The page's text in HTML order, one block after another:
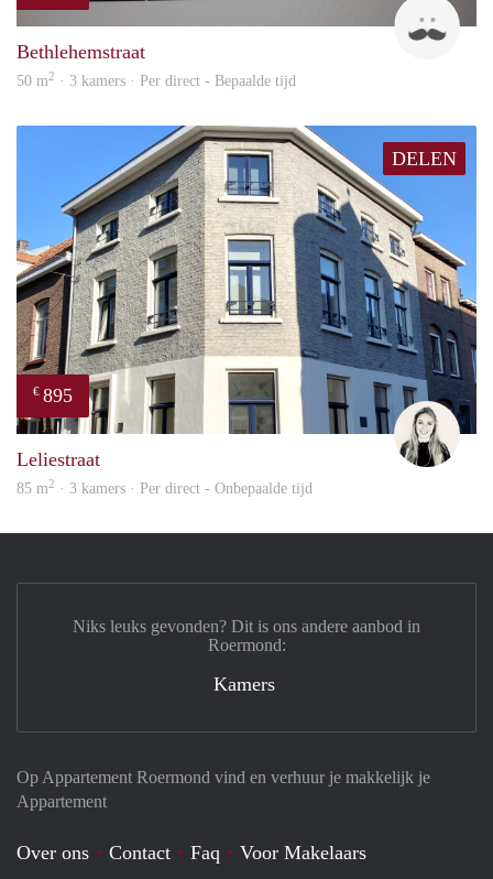
Bethlehemstraat
50 m2 · 3 kamers · Per direct - Bepaalde tijd
DELEN
€ 895
Fleur
Leliestraat
85 m2 · 3 kamers · Per direct - Onbepaalde tijd
Op Appartement Roermond vind en verhuur je makkelijk je
Appartement
Over ons Contact Faq Voor Makelaars
Niks leuks gevonden? Dit is ons andere aanbod in
Roermond:
Kamers